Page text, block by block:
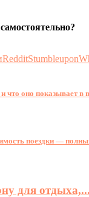
RedditStumbleupon
что оно показывает в
поездки —
для отдыха,...